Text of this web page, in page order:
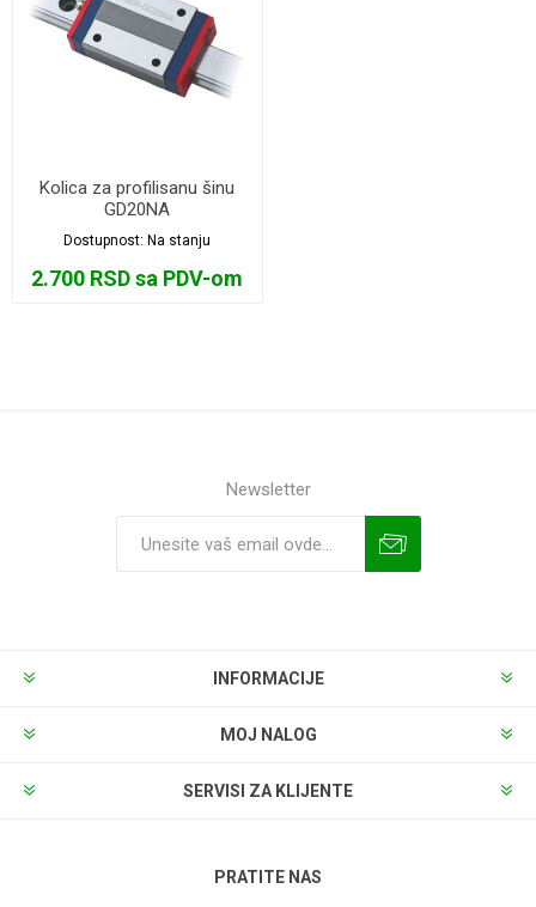
Kolica za profilisanu šinu
GD20NA
Dostupnost:Na stanju
2.700 RSD sa PDV-om
Newsletter
INFORMACIJE
MOJ NALOG
SERVISI ZA KLIJENTE
PRATITE NAS